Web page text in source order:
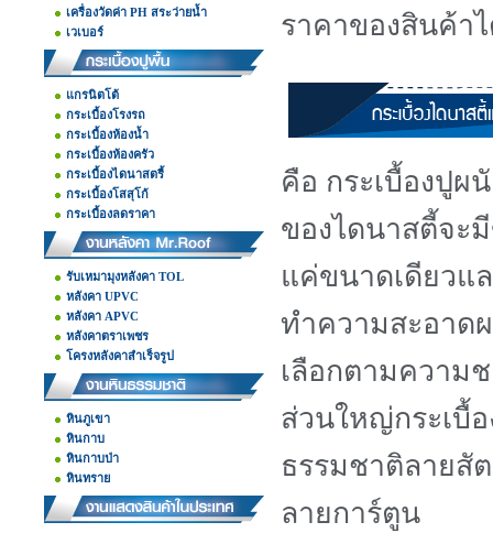
เครื่องวัดค่า PH สระว่ายน้ำ
เวเบอร์
แกรนิตโต้
กระเบื้องโรงรถ
กระเบื้องห้องน้ำ
กระเบื้องห้องครัว
กระเบื้องไดนาสตรี้
กระเบื้องโสสุโก้
กระเบื้องลดราคา
รับเหมามุงหลังคา TOL
หลังคา UPVC
หลังคา APVC
หลังคาตราเพชร
โครงหลังคาสำเร็จรูป
หินภูเขา
หินกาบ
หินกาบป่า
หินทราย
ราคาของสินค้า
คือ กระเบื้องปูผ
ของไดนาสตี้จะ
แค่ขนาดเดียวแ
ทำความสะอาด
เลือกตามความ
ส่วนใหญ่กระเบื้
ธรรมชาติลายสั
ลายการ์ตูน